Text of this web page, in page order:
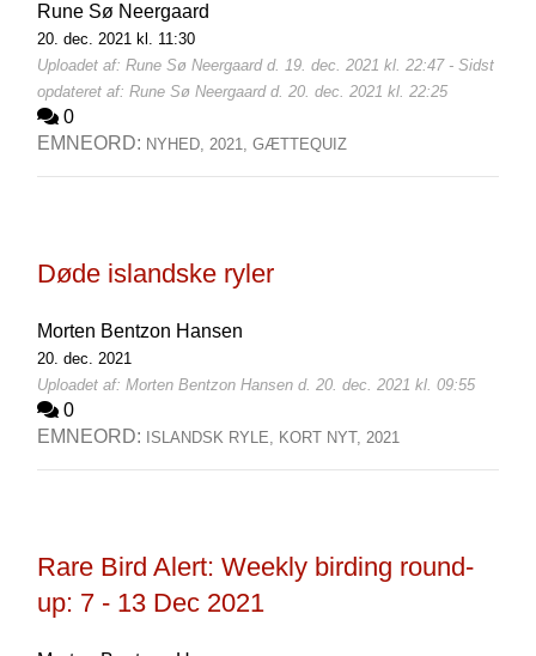
Rune Sø Neergaard
20. dec. 2021 kl. 11:30
Uploadet af: Rune Sø Neergaard d. 19. dec. 2021 kl. 22:47 - Sidst
opdateret af: Rune Sø Neergaard d. 20. dec. 2021 kl. 22:25
0
EMNEORD: NYHED, 2021, GÆTTEQUIZ
Døde islandske ryler
Morten Bentzon Hansen
20. dec. 2021
Uploadet af: Morten Bentzon Hansen d. 20. dec. 2021 kl. 09:55
0
EMNEORD:
ISLANDSK RYLE, KORT NYT, 2021
Rare Bird Alert: Weekly birding round-
up: 7 - 13 Dec 2021